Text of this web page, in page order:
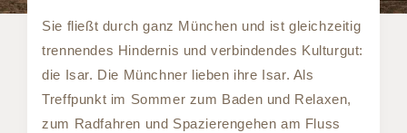
Sie fließt durch ganz München und ist gleichzeitig
trennendes Hindernis und verbindendes Kulturgut:
die Isar. Die Münchner lieben ihre Isar. Als
Treffpunkt im Sommer zum Baden und Relaxen,
zum Radfahren und Spazierengehen am Fluss